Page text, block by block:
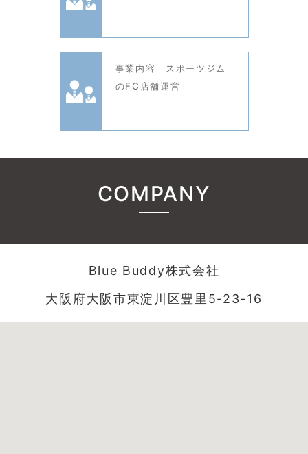
事業内容 スポーツジム
のFC店舗運営
COMPANY
Blue Buddy株式会社
大阪府大阪市東淀川区豊里5-23-16